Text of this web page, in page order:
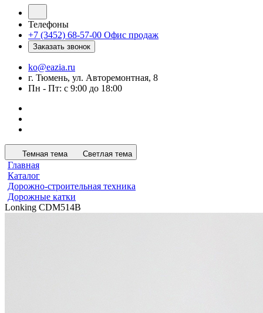
Телефоны
+7 (3452) 68-57-00 Офис продаж
Заказать звонок
ko@eazia.ru
г. Тюмень, ул. Авторемонтная, 8
Пн - Пт: с 9:00 до 18:00
Темная тема Светлая тема
Главная
Каталог
Дорожно-строительная техника
Дорожные катки
Lonking CDM514B